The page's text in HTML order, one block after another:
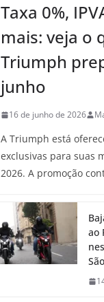
Taxa 0%,
mais: veja o
Triumph
junho
16 de junho de 2026
A Triumph está
exclusivas para suas
2026. A promoção
ao